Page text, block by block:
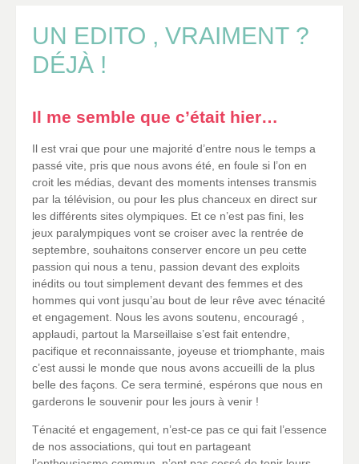
UN EDITO , VRAIMENT ?
DÉJÀ !
Il me semble que c’était hier…
Il est vrai que pour une majorité d’entre nous le temps a
passé vite, pris que nous avons été, en foule si l’on en
croit les médias, devant des moments intenses transmis
par la télévision, ou pour les plus chanceux en direct sur
les différents sites olympiques. Et ce n’est pas fini, les
jeux paralympiques vont se croiser avec la rentrée de
septembre, souhaitons conserver encore un peu cette
passion qui nous a tenu, passion devant des exploits
inédits ou tout simplement devant des femmes et des
hommes qui vont jusqu’au bout de leur rêve avec ténacité
et engagement. Nous les avons soutenu, encouragé ,
applaudi, partout la Marseillaise s’est fait entendre,
pacifique et reconnaissante, joyeuse et triomphante, mais
c’est aussi le monde que nous avons accueilli de la plus
belle des façons. Ce sera terminé, espérons que nous en
garderons le souvenir pour les jours à venir !
Ténacité et engagement, n’est-ce pas ce qui fait l’essence
de nos associations, qui tout en partageant